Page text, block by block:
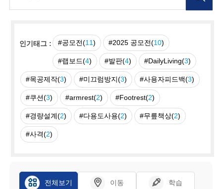
인기태그 : #공모전(11) #2025 공모전(10)
#랩보드(4) #발판(4) #DailyLiving(3)
#목공제작(3) #미끄럼방지(3) #사용자피드백(3)
#쿠션(3) #armrest(2) #Footrest(2)
#경량설계(2) #다용도사용(2) #무릎책상(2)
#사격(2)
전체보기 이동 학습